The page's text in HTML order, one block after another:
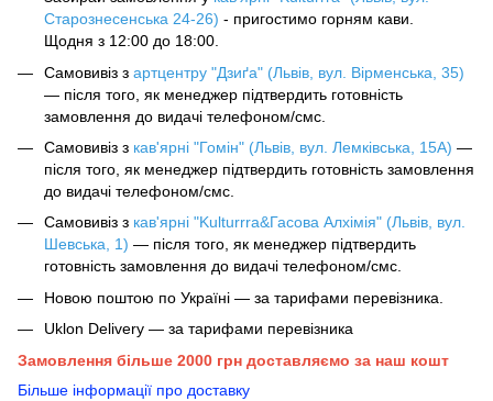
Старознесенська 24-26) - пригостимо горням кави.
Щодня з 12:00 до 18:00.
Самовивіз з артцентру "Дзиґа" (Львів, вул. Вірменська, 35)
— після того, як менеджер підтвердить готовність
замовлення до видачі телефоном/смс.
Самовивіз з кав'ярні "Гомін" (Львів, вул. Лемківська, 15А) —
після того, як менеджер підтвердить готовність замовлення
до видачі телефоном/смс.
Самовивіз з кав'ярні "Kulturrra&Гасова Алхімія" (Львів, вул.
Шевська, 1) — після того, як менеджер підтвердить
готовність замовлення до видачі телефоном/смс.
Новою поштою по Україні — за тарифами перевізника.
Uklon Delivery — за тарифами перевізника
Замовлення більше 2000 грн доставляємо за наш кошт
Більше інформації про доставку